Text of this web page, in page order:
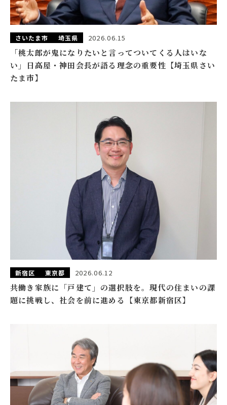
さいたま市 埼玉県 2026.06.15
「桃太郎が鬼になりたいと言ってついてくる人はいな
い」日高屋・神田会長が語る理念の重要性【埼玉県さい
たま市】
新宿区 東京都 2026.06.12
共働き家族に「戸建て」の選択肢を。現代の住まいの課
題に挑戦し、社会を前に進める【東京都新宿区】